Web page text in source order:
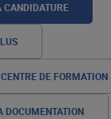
CANDIDATURE
DE FORMATION
DOCUMENTATION